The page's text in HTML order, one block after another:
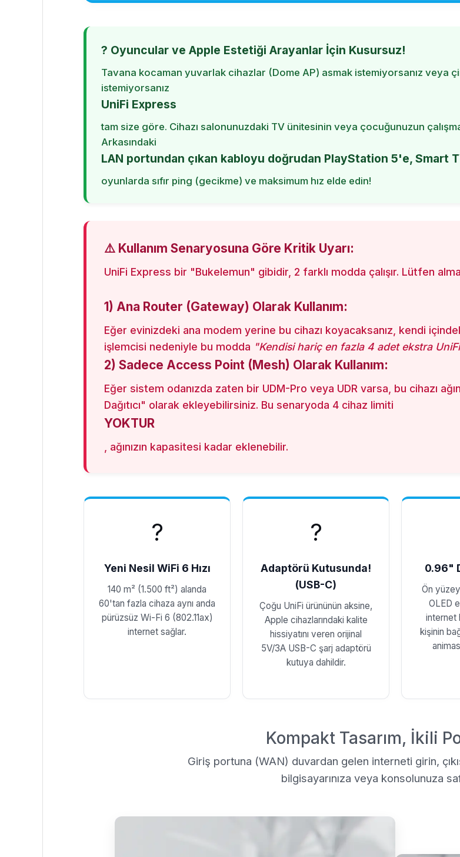
? Oyuncular ve Apple Estetiği Arayanlar İçin Kusursuz!
Tavana kocaman yuvarlak cihazlar (Dome AP) asmak istemiyorsanız veya
istemiyorsanız
UniFi Express
tam size göre. Cihazı salonunuzdaki TV ünitesinin veya çocuğunuzun
Arkasındaki
LAN portundan çıkan kabloyu doğrudan PlayStation 5'e, Smart
oyunlarda sıfır ping (gecikme) ve maksimum hız elde edin!
⚠️ Kullanım Senaryosuna Göre Kritik Uyarı:
UniFi Express bir "Bukelemun" gibidir, 2 farklı modda çalışır. Lütfen
1) Ana Router (Gateway) Olarak Kullanım:
Eğer evinizdeki ana modem yerine bu cihazı koyacaksanız, kendi
işlemcisi nedeniyle bu modda "Kendisi hariç en fazla 4 adet ekstra UniFi
2) Sadece Access Point (Mesh) Olarak Kullanım:
Eğer sistem odanızda zaten bir UDM-Pro veya UDR varsa, bu cihazı
Dağıtıcı" olarak ekleyebilirsiniz. Bu senaryoda 4 cihaz limiti
YOKTUR
, ağınızın kapasitesi kadar eklenebilir.
?
Yeni Nesil WiFi 6 Hızı
140 m² (1.500 ft²) alanda
60'tan fazla cihaza aynı anda
pürüzsüz Wi-Fi 6 (802.11ax)
internet sağlar.
?
Adaptörü Kutusunda!
(USB-C)
Çoğu UniFi ürününün aksine,
Apple cihazlarındaki kalite
hissiyatını veren orijinal
5V/3A USB-C şarj adaptörü
kutuya dahildir.
0.96"
Ön
OLED
internet
kişinin
Kompakt Tasarım, İkili
Giriş portuna (WAN) duvardan gelen interneti girin,
bilgisayarınıza veya konsolunuza